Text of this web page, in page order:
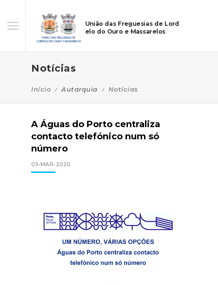
União das Freguesias de Lord
elo do Ouro e Massarelos
Notícias
Início Autarquia Notícias
A Águas do Porto centraliza
contacto telefónico num só
número
03-MAR-2020